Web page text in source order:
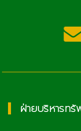
ฝ่ายบริหารทรั